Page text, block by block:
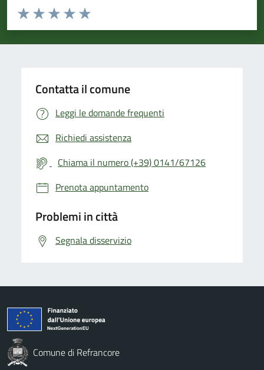
Valuta da 1 a 5 stelle la pagina
Valuta 5 stelle su 5
Valuta 4 stelle su 5
Valuta 3 stelle su 5
Valuta 2 stelle su 5
Valuta 1 stelle su 5
Contatta il comune
Leggi le domande frequenti
Richiedi assistenza
Chiama il numero (+39) 0141/67126
Prenota appuntamento
Problemi in città
Segnala disservizio
Comune di Refrancore